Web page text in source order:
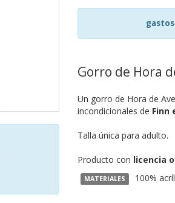
Gorro de Hora
Un gorro de Hora de
incondicionales de Finn
Talla única para adulto.
Producto con licencia
MATERIALES 100%